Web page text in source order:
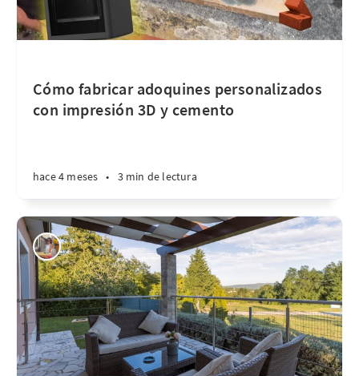
Cómo fabricar adoquines personalizados
con impresión 3D y cemento
hace 4 meses • 3 min de lectura